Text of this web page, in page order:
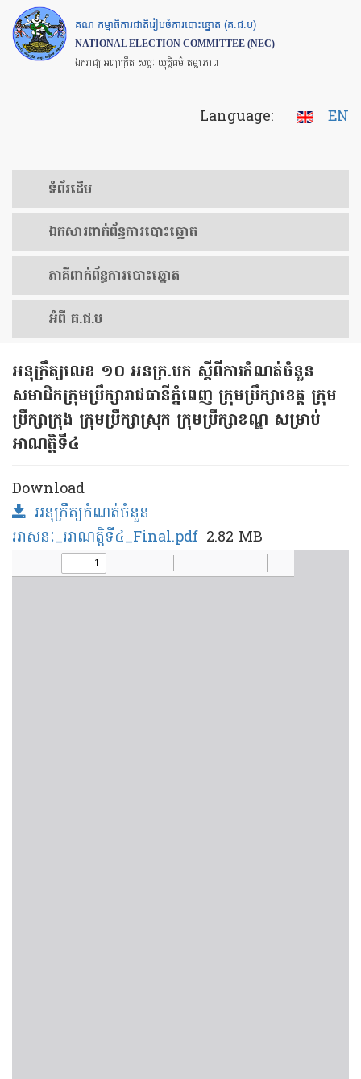
Skip
to
main
គណៈកម្មាធិការជាតិរៀបចំការបោះឆ្នោត (គ.ជ.ប)
NATIONAL ELECTION COMMITTEE (NEC)
ឯករាជ្យ អព្យាក្រឹត សច្ចៈ យុត្តិធម៌ តម្លាភាព
Language: EN
ទំព័រ​ដើម
ឯកសារ​ពាក់ព័ន្ធ​ការ​បោះឆ្នោត
​ភាគីពាក់ព័ន្ធ​​ការ​បោះឆ្នោត
អំពី គ.ជ.ប
អនុក្រឹត្យលេខ ១០​ អនក្រ.បក ស្តីពីការកំណត់ចំនួន
សមាជិកក្រុមប្រឹក្សារាជធានីភ្នំពេញ ក្រុមប្រឹក្សាខេត្ត ក្រុម
ប្រឹក្សាក្រុង ក្រុមប្រឹក្សាស្រុក ក្រុមប្រឹក្សាខណ្ឌ សម្រាប់
អាណត្តិទី៤
Download
អនុក្រឹត្យកំណត់ចំនួន
អាសនៈ_អាណត្ដិទី៤_Final.pdf 2.82 MB